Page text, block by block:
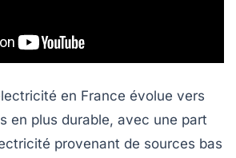
en France évolue vers
en plus durable, avec une part
provenant de sources bas